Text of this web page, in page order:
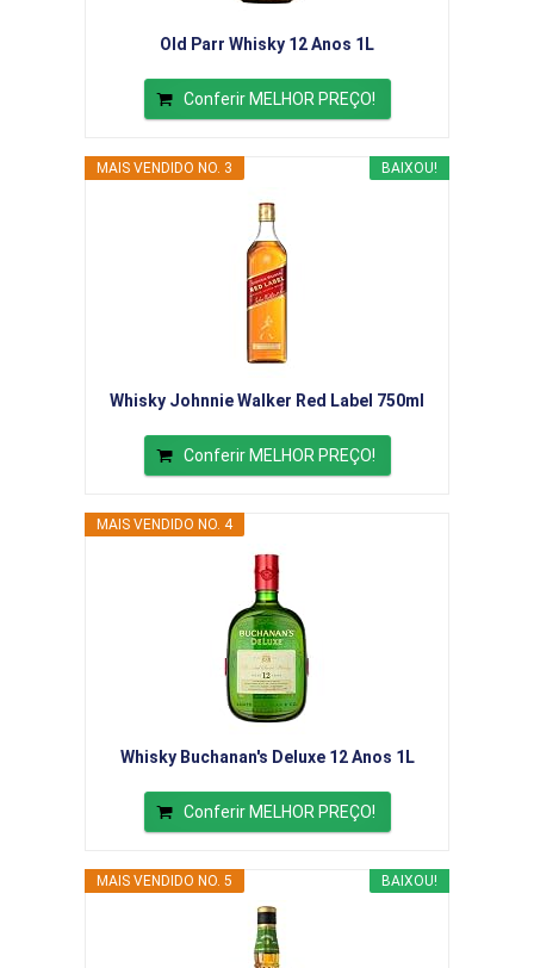
Old Parr Whisky 12 Anos 1L
Conferir MELHOR PREÇO!
BAIXOU!
MAIS VENDIDO NO. 3
Whisky Johnnie Walker Red Label 750ml
Conferir MELHOR PREÇO!
MAIS VENDIDO NO. 4
Whisky Buchanan's Deluxe 12 Anos 1L
Conferir MELHOR PREÇO!
BAIXOU!
MAIS VENDIDO NO. 5